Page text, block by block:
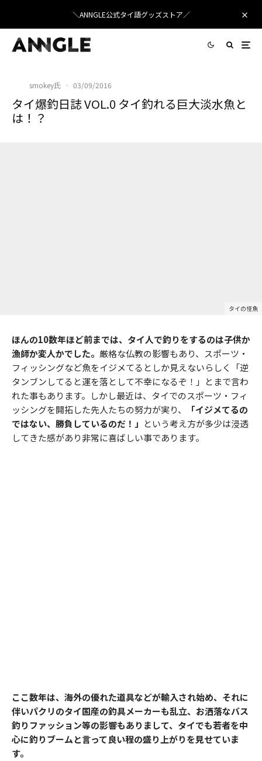
＼ANNGLE公式タイ語グッズストア／
smokey氏 · 03/09/2016
タイ爆釣日誌 VOL.0 タイ釣れる巨大淡水魚と
は！？
タイの怪魚
ほんの10数年ほど前までは、タイ人で釣りをするのは子供か
漁師か変人かでした。 厳格な仏教の影響もあり、スポーツ・
フィッシングなど魚をイジメてるとしか見えないらしく「逆
タンブンしてると運を落として不幸になるぞ！」とまで言わ
れた事もあります。しかし最近は、タイでのスポーツ・フィ
ッシングを開拓した先人たちの努力が実り、
「イジメてるの
ではない、勝負しているのだ！」 という考え方が多少は浸透
してきた感があり非常に喜ばしい事であります。
ここ数年は、海外の優れた道具などが輸入され始め、それに
伴いパクリのタイ国産の釣具メーカーも乱立、お洒落なバス
釣りファッション等の影響もありまして、タイでも若者を中
心に釣りブームと言って良い程の盛り上がりを見せていま
す。